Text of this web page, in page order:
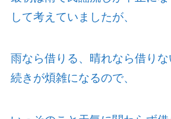
して考えていましたが、
雨なら借りる、晴れなら借り
続きが煩雑になるので、